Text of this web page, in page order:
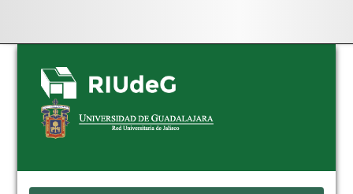
Skip
navigation